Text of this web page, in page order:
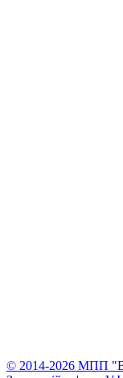
© 2014-2026 МПП